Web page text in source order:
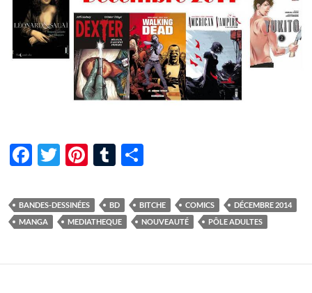
F
e
b
o
T
itt
er
Pi
er
es
T
m
bl
ta
g
BANDES-DESSINÉES BD BITCHE COMICS
DÉCEMBRE 2014
MANGA
MEDIATHEQUE NOUVEAUTÉ PÔLE ADULTES